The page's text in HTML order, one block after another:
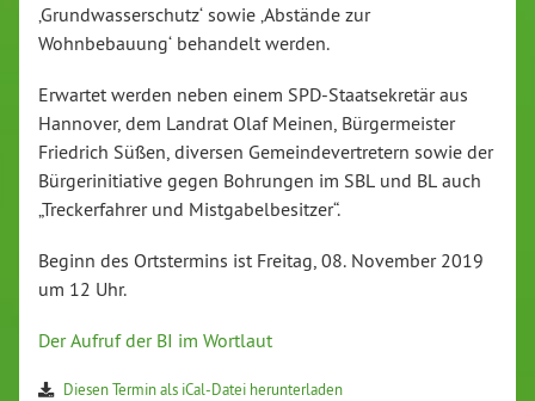
‚Grundwasserschutz‘ sowie ‚Abstände zur
Wohnbebauung‘ behandelt werden.
Erwartet werden neben einem SPD-Staatsekretär aus
Hannover, dem Landrat Olaf Meinen, Bürgermeister
Friedrich Süßen, diversen Gemeindevertretern sowie der
Bürgerinitiative gegen Bohrungen im SBL und BL auch
„Treckerfahrer und Mistgabelbesitzer“.
Beginn des Ortstermins ist Freitag, 08. November 2019
um 12 Uhr.
Der Aufruf der BI im Wortlaut
Diesen Termin als iCal-Datei herunterladen